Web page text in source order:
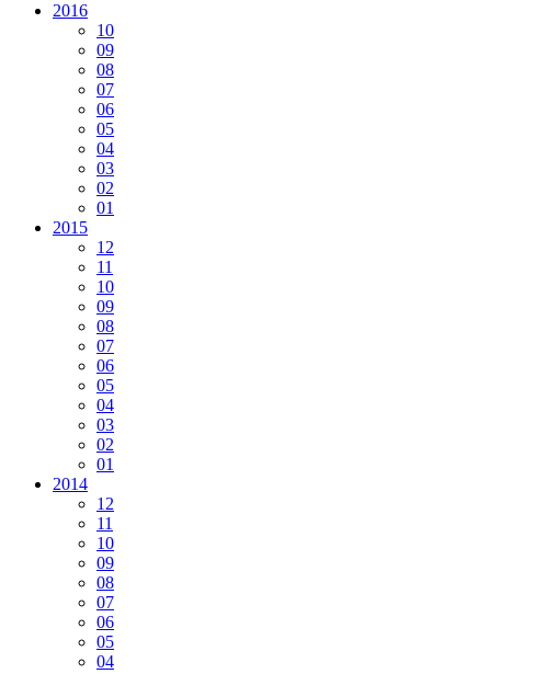
2016
10
09
08
07
06
05
04
03
02
01
2015
12
11
10
09
08
07
06
05
04
03
02
01
2014
12
11
10
09
08
07
06
05
04